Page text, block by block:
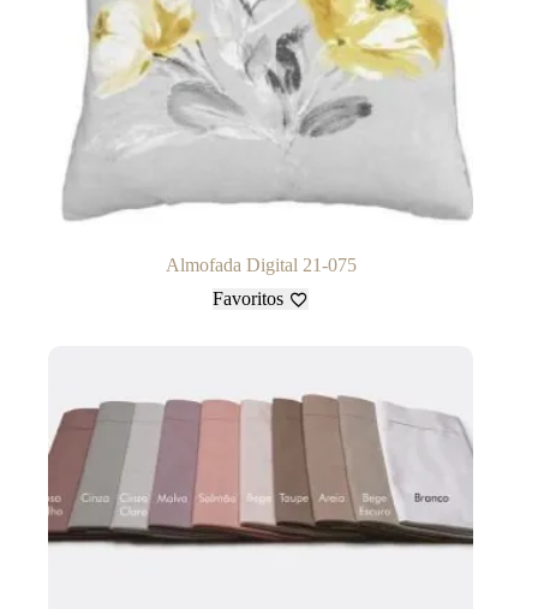
Almofada Digital 21-075
Favoritos